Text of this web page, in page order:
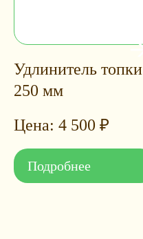
Удлинитель топки
250 мм
4 500 ₽
Подробнее